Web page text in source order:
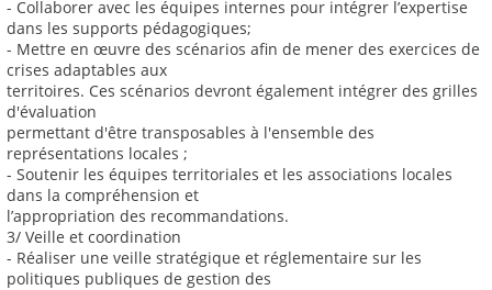
- Collaborer avec les équipes internes pour intégrer l’expertise
dans les supports pédagogiques;
- Mettre en œuvre des scénarios afin de mener des exercices de
crises adaptables aux
territoires. Ces scénarios devront également intégrer des grilles
d'évaluation
permettant d'être transposables à l'ensemble des
représentations locales ;
- Soutenir les équipes territoriales et les associations locales
dans la compréhension et
l’appropriation des recommandations.
3/ Veille et coordination
- Réaliser une veille stratégique et réglementaire sur les
politiques publiques de gestion des